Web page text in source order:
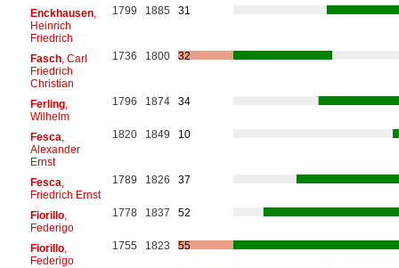
Enckhausen,
Heinrich
Friedrich
1799 1885 31
Fasch, Carl
Friedrich
Christian
1736 1800 32
Ferling,
Wilhelm
1796 1874 34
Fesca
Alexander
Ernst
1820 1849 10
Fesca
Friedrich Ernst
1789 1826 37
Fiorillo,
Federigo
1778 1837 52
Fiorillo,
Federigo
1755 1823 55